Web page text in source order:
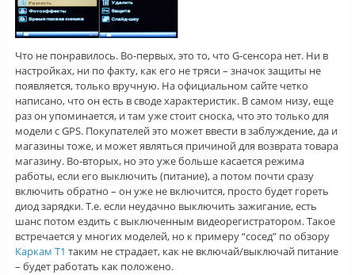
Что не понравилось. Во-первых, это то, что G-сенсора нет. Ни в
настройках, ни по факту, как его не тряси – значок защиты не
появляется, только вручную. На официальном сайте четко
написано, что он есть в своде характеристик. В самом низу, еще
раз он упоминается, и там уже стоит сноска, что это только для
модели с GPS. Покупателей это может ввести в заблуждение, да и
магазины тоже, и может являться причиной для возврата товара
магазину. Во-вторых, но это уже больше касается режима
работы, если его выключить (питание), а потом почти сразу
включить обратно – он уже не включится, просто будет гореть
диод зарядки. Т.е. если неудачно выключить зажигание, есть
шанс потом ездить с выключенным видеорегистратором. Такое
встречается у многих моделей, но к примеру “сосед” по обзору
Каркам Т1 таким не страдает, как не включай/выключай питание
– будет работать как положено.